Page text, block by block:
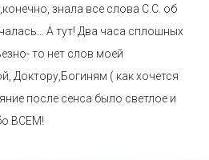
знала все слова С.С. об
А тут! Два часа сплошных
то нет слов моей
Доктору,Богиням ( как хочется
после сенса было светлое и
ВСЕМ!